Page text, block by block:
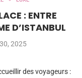
: ENTRE
D’ISTANBUL
2025
des voyageurs :